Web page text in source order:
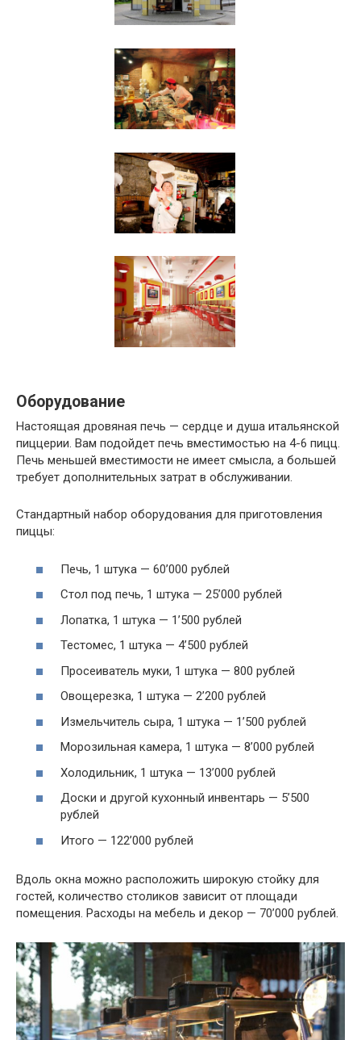
Оборудование
Настоящая дровяная печь — сердце и душа итальянской
пиццерии. Вам подойдет печь вместимостью на 4-6 пицц.
Печь меньшей вместимости не имеет смысла, а большей
требует дополнительных затрат в обслуживании.
Стандартный набор оборудования для приготовления
пиццы:
Печь, 1 штука — 60’000 рублей
Стол под печь, 1 штука — 25’000 рублей
Лопатка, 1 штука — 1’500 рублей
Тестомес, 1 штука — 4’500 рублей
Просеиватель муки, 1 штука — 800 рублей
Овощерезка, 1 штука — 2’200 рублей
Измельчитель сыра, 1 штука — 1’500 рублей
Морозильная камера, 1 штука — 8’000 рублей
Холодильник, 1 штука — 13’000 рублей
Доски и другой кухонный инвентарь — 5’500
рублей
Итого — 122’000 рублей
Вдоль окна можно расположить широкую стойку для
гостей, количество столиков зависит от площади
помещения. Расходы на мебель и декор — 70’000 рублей.